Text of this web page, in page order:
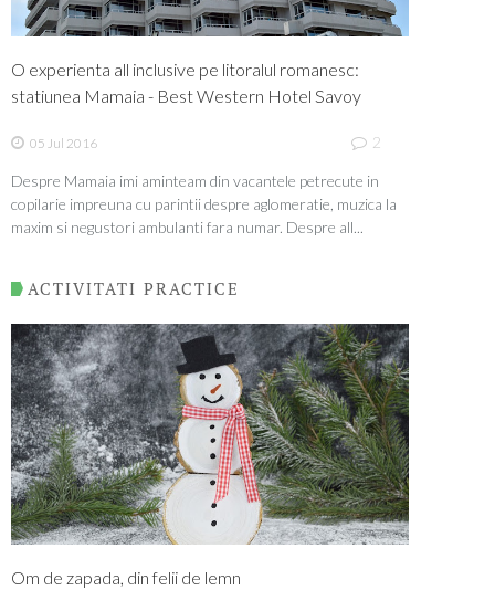
O experienta all inclusive pe litoralul romanesc:
statiunea Mamaia - Best Western Hotel Savoy
05 Jul 2016 2
Despre Mamaia imi aminteam din vacantele petrecute in
copilarie impreuna cu parintii despre aglomeratie, muzica la
maxim si negustori ambulanti fara numar. Despre all...
ACTIVITATI PRACTICE
Om de zapada, din felii de lemn